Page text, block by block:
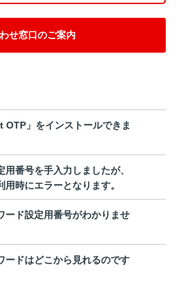
せ窓口のご案内
OTP」をインストールできま
番号を手入力しましたが、
時にエラーとなります。
ード設定用番号がわかりませ
ードはどこから見れるのです